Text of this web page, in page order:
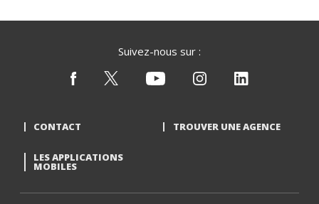
Suivez-nous sur :
CONTACT TROUVER UNE AGENCE
LES APPLICATIONS
MOBILES